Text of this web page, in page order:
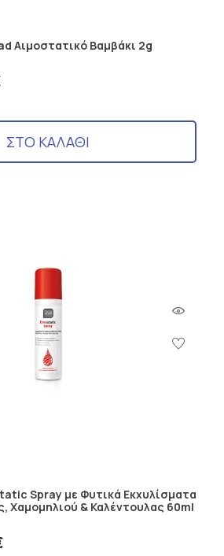
Αιμοστατικό Βαμβάκι 2g
ΣΤΟ ΚΑΛΑΘΙ
Spray με Φυτικά Εκχυλίσματα
Χαμομηλιού & Καλέντουλας 60ml